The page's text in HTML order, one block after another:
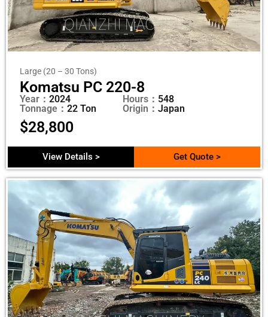
Large (20 – 30 Tons)
Komatsu PC 220-8
Year： 2024
Tonnage： 22 Ton
Hours： 548
Origin： Japan
$28,800
View Details > Get Quote >